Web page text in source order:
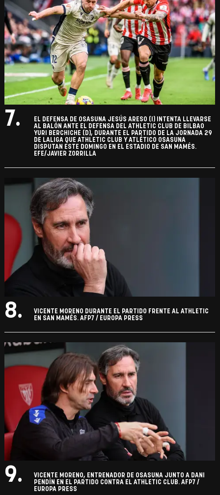
7.
EL DEFENSA DE OSASUNA JESÚS ARESO (I) INTENTA LLEVARSE
AL BALÓN ANTE EL DEFENSA DEL ATHLETIC CLUB DE BILBAO
YURI BERCHICHE (D), DURANTE EL PARTIDO DE LA JORNADA 29
DE LALIGA QUE ATHLETIC CLUB Y ATLÉTICO OSASUNA
DISPUTAN ESTE DOMINGO EN EL ESTADIO DE SAN MAMÉS.
EFE/JAVIER ZORRILLA
8.
VICENTE MORENO DURANTE EL PARTIDO FRENTE AL ATHLETIC
EN SAN MAMÉS. AFP7 / EUROPA PRESS
9.
VICENTE MORENO, ENTRENADOR DE OSASUNA JUNTO A DANI
PENDÍN EN EL PARTIDO CONTRA EL ATHLETIC CLUB. AFP7 /
EUROPA PRESS